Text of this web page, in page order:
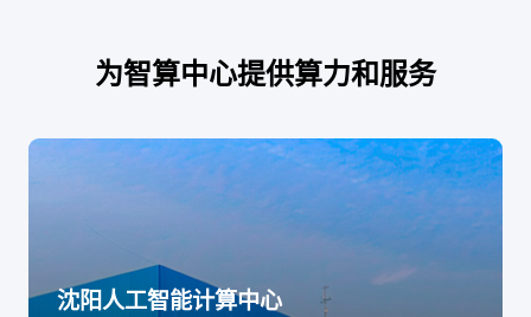
为智算中心提供算力和服务
沈阳人工智能计算中心